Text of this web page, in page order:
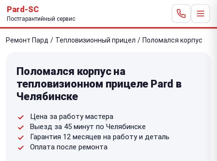
Pard-SC
Постгарантийный сервис
Ремонт Пард / Тепловизионный прицел / Поломался корпус
Поломался корпус на
тепловизионном прицеле Pard в
Челябинске
Цена за работу мастера
Выезд за 45 минут по Челябинске
Гарантия 12 месяцев на работу и деталь
Оплата после ремонта